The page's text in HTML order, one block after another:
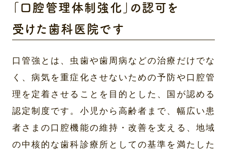
「口腔管理体制強化」の認可を
受けた歯科医院です
口管強とは、虫歯や歯周病などの治療だけでな
く、病気を重症化させないための予防や口腔管
理を定着させることを目的とした、国が認める
認定制度です。小児から高齢者まで、幅広い患
者さまの口腔機能の維持・改善を支える、地域
の中核的な歯科診療所としての基準を満たした